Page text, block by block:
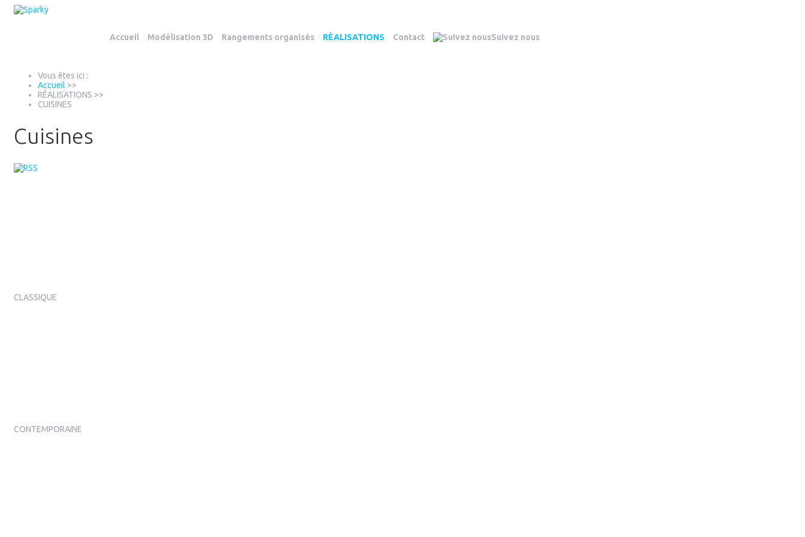
Accueil Modélisation 3D Rangements organisés RÉALISATIONS Contact Suivez nous
Vous êtes ici :
Accueil >>
RÉALISATIONS >>
CUISINES
Cuisines
CLASSIQUE
CONTEMPORAINE